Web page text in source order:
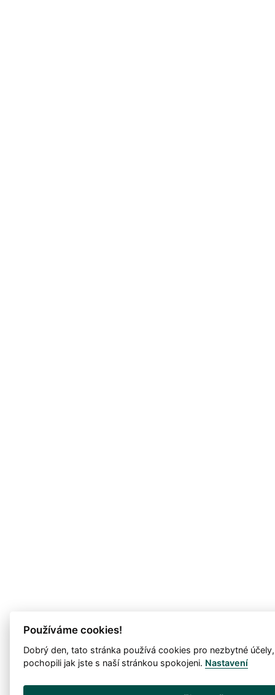
Používáme cookies!
Dobrý den, tato stránka používá cookies pro nezbytné
pochopili jak jste s naší stránkou spokojeni. Nastavení